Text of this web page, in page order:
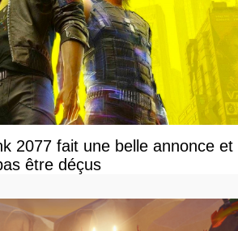
2077 fait une belle annonce et
être déçus